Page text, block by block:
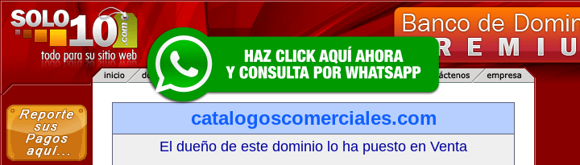
catalogoscomerciales.com
El dueño de este dominio lo ha puesto en Venta